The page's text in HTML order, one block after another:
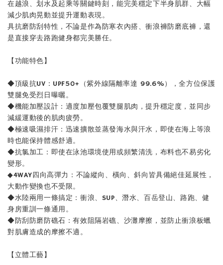
【MYSTIC】潮流T恤 舒適涼感 土耳其棉
NT$ 899
加入購物車
在越浪、划水及起乘等關鍵時刻，能完美穩定下半身肌群、大幅
減少肌肉晃動並提升運動表現。
具抗磨防刮特性，不論是作為防寒衣內搭、衝浪褲防磨底褲，還
是直接穿去路跑健身都完美勝任。
【功能特色】
◆頂級抗UV：UPF50+（紫外線隔離率達 99.6%），全方位保護
雙腿免受烈日曝曬。
◆機能加壓設計：適度加壓包覆雙腿肌肉，提升穩定度，並同步
減緩運動後的肌肉疲勞。
◆極速吸濕排汗：迅速擴散並蒸發海水與汗水，即使在海上等浪
時也能保持體感舒適。
◆抗氯加工：即使在泳池環境使用或頻繁清洗，布料也不易劣化
變形。
◆4WAY四向高彈力：不論縱向、橫向、斜向皆具備絕佳延展性，
大動作變換也不受限。
◆水陸兩用一條搞定：衝浪、SUP、潛水、百岳登山、路跑、健
身房重訓一條通用。
◆防刮防磨防礁石：有效阻隔岩礁、沙灘摩擦，並防止衝浪板蠟
對肌膚造成的摩擦不適。
【立體工藝】